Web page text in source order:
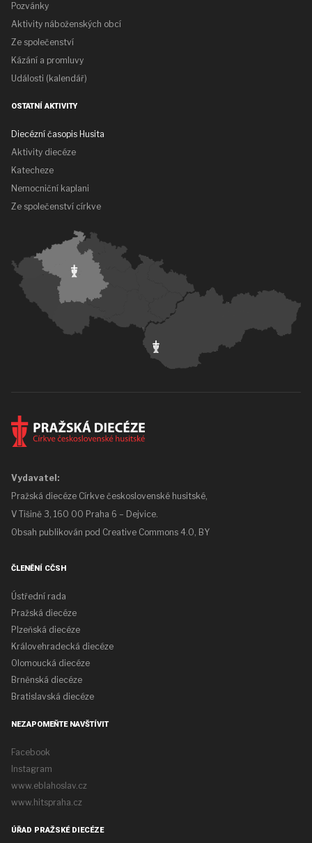
Pozvánky
Aktivity náboženských obcí
Ze společenství
Kázání a promluvy
Události (kalendář)
OSTATNÍ AKTIVITY
Diecézní časopis Husita
Aktivity diecéze
Katecheze
Nemocniční kaplani
Ze společenství církve
Vydavatel:
Pražská diecéze Církve československé husitské,
V Tišině 3, 160 00 Praha 6 – Dejvice.
Obsah publikován pod Creative Commons 4.0, BY
ČLENĚNÍ CČSH
Ústřední rada
Pražská diecéze
Plzeňská diecéze
Královehradecká diecéze
Olomoucká diecéze
Brněnská diecéze
Bratislavská diecéze
NEZAPOMEŇTE NAVŠTÍVIT
Facebook
Instagram
www.eblahoslav.cz
www.hitspraha.cz
ÚŘAD PRAŽSKÉ DIECÉZE